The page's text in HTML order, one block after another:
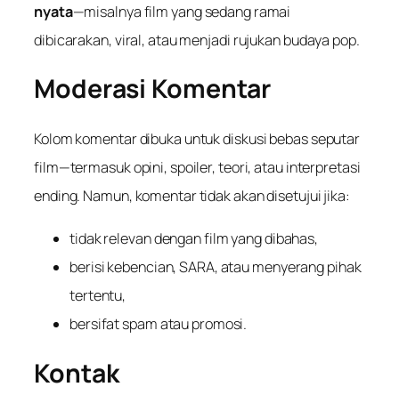
nyata—misalnya film yang sedang ramai
dibicarakan, viral, atau menjadi rujukan budaya pop.
Moderasi Komentar
Kolom komentar dibuka untuk diskusi bebas seputar
film—termasuk opini, spoiler, teori, atau interpretasi
ending. Namun, komentar tidak akan disetujui jika:
tidak relevan dengan film yang dibahas,
berisi kebencian, SARA, atau menyerang pihak
tertentu,
bersifat spam atau promosi.
Kontak